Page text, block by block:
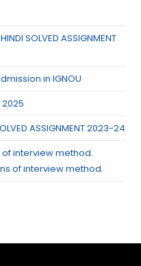
SOLVED ASSIGNMENT
in IGNOU
ASSIGNMENT 2023-24
interview method.
of interview method.